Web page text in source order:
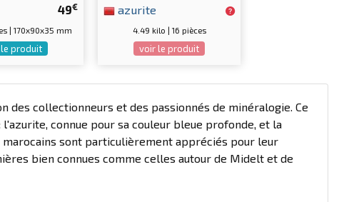
49€
| 170x90x35 mm
produit
azurite
4.49 kilo | 16 pièces
voir le produit
des collectionneurs et des passionnés de minéralogie. Ce
connue pour sa couleur bleue profonde, et la
sont particulièrement appréciés pour leur
bien connues comme celles autour de Midelt et de